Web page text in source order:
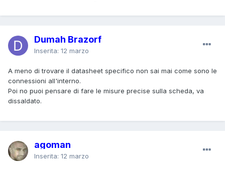
Dumah Brazorf
Inserita: 12 marzo
A meno di trovare il datasheet specifico non sai mai come sono le
connessioni all'interno.
Poi no puoi pensare di fare le misure precise sulla scheda, va
dissaldato.
agoman
Inserita: 12 marzo